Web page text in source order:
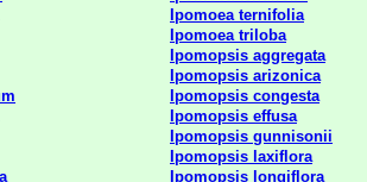
Ipomoea ternifolia
Ipomoea triloba
Ipomopsis aggregata
Ipomopsis arizonica
Ipomopsis congesta
Ipomopsis effusa
Ipomopsis gunnisonii
Ipomopsis laxiflora
Ipomopsis longiflora